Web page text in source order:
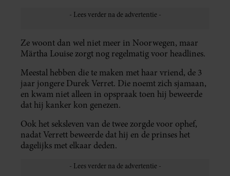
Ze woont dan wel niet meer in Noorwegen, maar
Märtha Louise zorgt nog regelmatig voor headlines.
Meestal hebben die te maken met haar vriend, de 3
jaar jongere Durek Verret. Die noemt zich sjamaan,
en kwam niet alleen in opspraak toen hij beweerde
dat hij kanker kon genezen.
Ook het seksleven van de twee zorgde voor ophef,
nadat Verrett beweerde dat hij en de prinses het
dagelijks met elkaar deden.